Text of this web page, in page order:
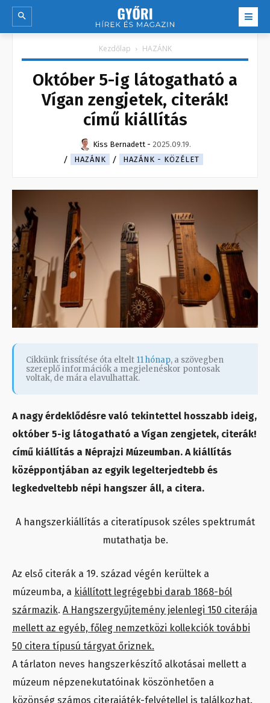
Kezdőlap HAZÁNK
Október 5-ig látogatható a
Vígan zengjetek, citerák!
című kiállítás
Kiss Bernadett - 2025.09.19.
HAZÁNK
HAZÁNK - KÖZÉLET
Cikkünk frissítése óta eltelt 11 hónap, a szövegben
szereplő információk a megjelenéskor pontosak
voltak, de mára elavulhattak.
A nagy érdeklődésre való tekintettel hosszabb ideig,
október 5-ig látogatható a Vígan zengjetek, citerák!
című kiállítás a Néprajzi Múzeumban. A kiállítás
középpontjában az egyik legelterjedtebb és
legkedveltebb népi hangszer áll, a citera.
A hangszerkiállítás a citeratípusok széles spektrumát
mutathatja be.
Az első citerák a 19. század végén kerültek a
múzeumba, a kiállított legrégebbi darab 1868-ból
származik. A Hangszergyűjtemény jelenlegi 150 citerája
mellett az egyéb, főleg nemzetközi kollekciók további
50 citera típusú tárgyat őriznek.
A tárlaton neves hangszerkészítő alkotásai mellett a
múzeum népzenekutatóinak köszönhetően a
közönség számos citerajáték-felvétellel is találkozhat.